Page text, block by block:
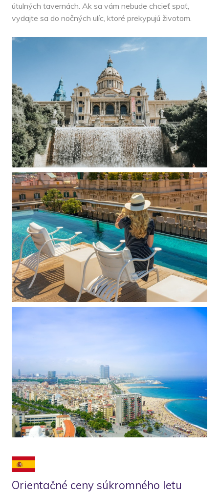
útulných tavernách. Ak sa vám nebude chcieť spať,
vydajte sa do nočných ulíc, ktoré prekypujú životom.
Orientačné ceny súkromného letu